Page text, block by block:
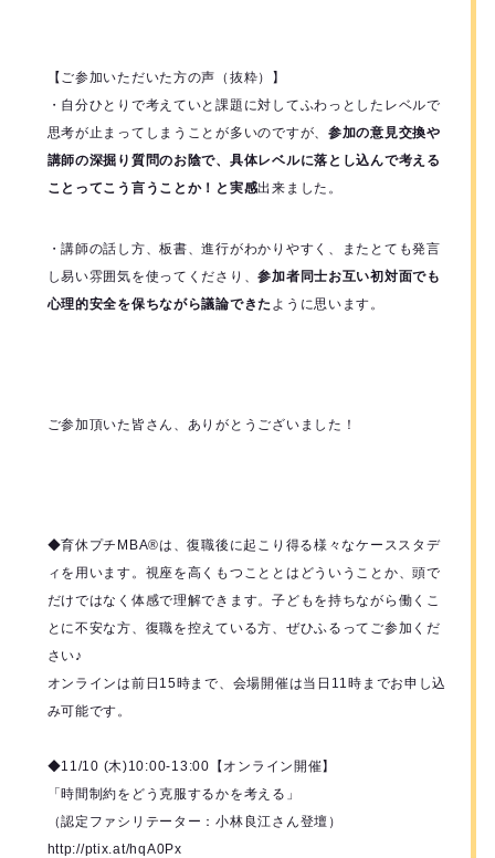
【ご参加いただいた方の声（抜粋）】
・自分ひとりで考えていと課題に対してふわっとしたレベルで
思考が止まってしまうことが多いのですが、 参加の意見交換や
講師の深掘り質問のお陰で、具体レベルに落とし込んで考える
ことってこう言うことか！と実感出来ました。
・講師の話し方、板書、進行がわかりやすく、またとても発言
し易い雰囲気を使ってくださり、参加者同士お互い初対面でも
心理的安全を保ちながら議論できた ように思います。
ご参加頂いた皆さん、ありがとうございました！
◆育休プチMBA®️は、復職後に起こり得る様々なケーススタデ
ィを用います。視座を高くもつこととはどういうことか、頭で
だけではなく体感で理解できます。子どもを持ちながら働くこ
とに不安な方、復職を控えている方、ぜひふるってご参加くだ
さい♪
オンラインは前日15時まで、会場開催は当日11時までお申し込
み可能です。
◆11/10 (木)10:00-13:00【オンライン開催】
「時間制約をどう克服するかを考える」
（認定ファシリテーター：小林良江さん登壇）
http://ptix.at/hqA0Px